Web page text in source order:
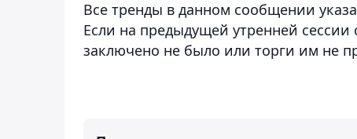
Все тренды в данном сообщении
Если на предыдущей утренней
заключено не было или торги им не